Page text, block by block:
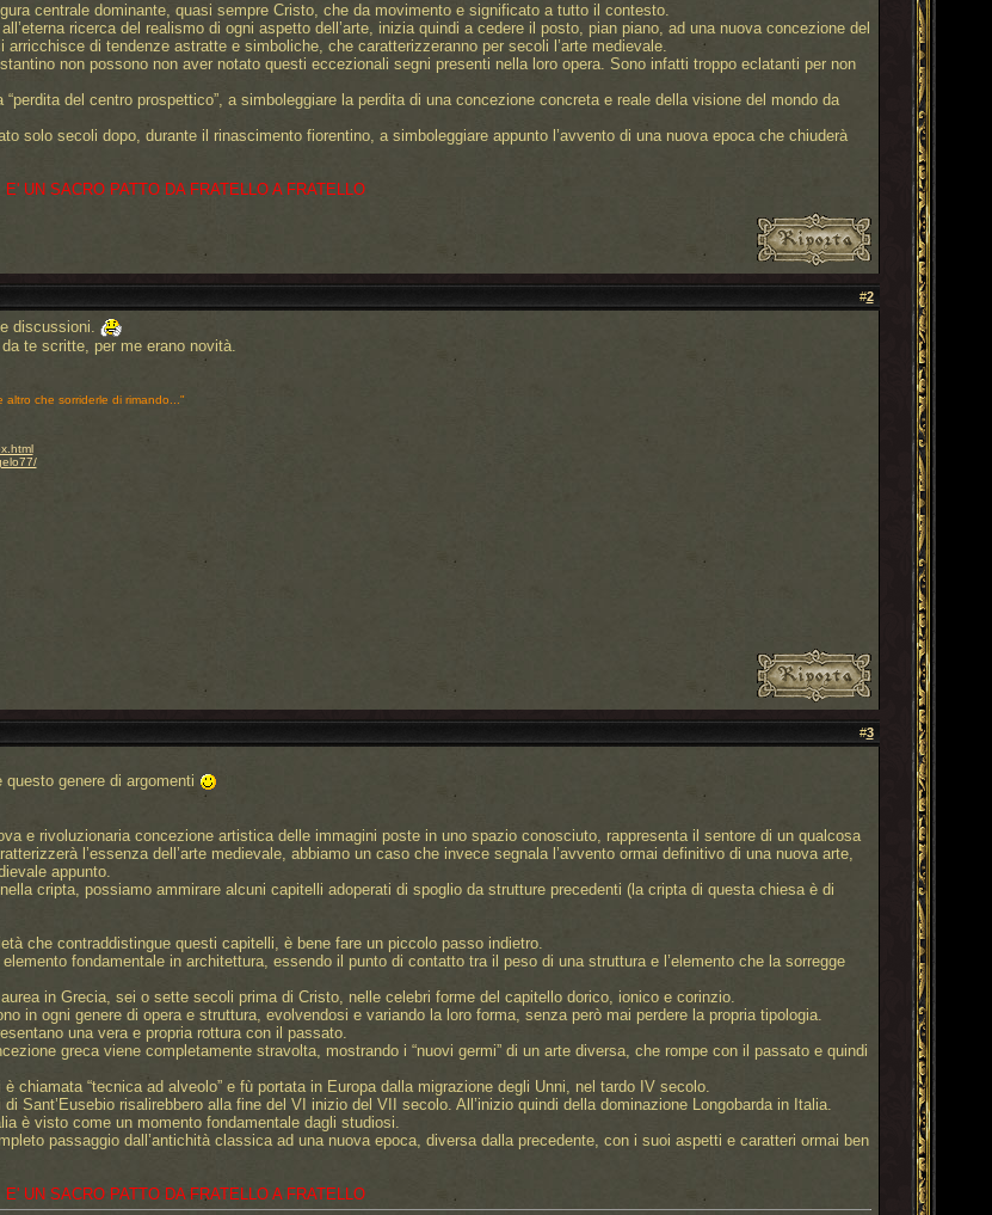
centrale dominante, quasi sempre Cristo, che da movimento e significato a tutto il contesto.
ricerca del realismo di ogni aspetto dell’arte, inizia quindi a cedere il posto, pian piano, ad una nuova concezione del
arricchisce di tendenze astratte e simboliche, che caratterizzeranno per secoli l’arte medievale.
non possono non aver notato questi eccezionali segni presenti nella loro opera. Sono infatti troppo eclatanti per non
del centro prospettico”, a simboleggiare la perdita di una concezione concreta e reale della visione del mondo da
solo secoli dopo, durante il rinascimento fiorentino, a simboleggiare appunto l’avvento di una nuova epoca che chiuderà
UN SACRO PATTO DA FRATELLO A FRATELLO
#2
discussioni.
te scritte, per me erano novità.
che sorriderle di rimando..."
#3
genere di argomenti
e rivoluzionaria concezione artistica delle immagini poste in uno spazio conosciuto, rappresenta il sentore di un qualcosa
l’essenza dell’arte medievale, abbiamo un caso che invece segnala l’avvento ormai definitivo di una nuova arte,
appunto.
cripta, possiamo ammirare alcuni capitelli adoperati di spoglio da strutture precedenti (la cripta di questa chiesa è di
che contraddistingue questi capitelli, è bene fare un piccolo passo indietro.
elemento fondamentale in architettura, essendo il punto di contatto tra il peso di una struttura e l’elemento che la sorregge
in Grecia, sei o sette secoli prima di Cristo, nelle celebri forme del capitello dorico, ionico e corinzio.
in ogni genere di opera e struttura, evolvendosi e variando la loro forma, senza però mai perdere la propria tipologia.
una vera e propria rottura con il passato.
greca viene completamente stravolta, mostrando i “nuovi germi” di un arte diversa, che rompe con il passato e quindi
chiamata “tecnica ad alveolo” e fù portata in Europa dalla migrazione degli Unni, nel tardo IV secolo.
Sant’Eusebio risalirebbero alla fine del VI inizio del VII secolo. All’inizio quindi della dominazione Longobarda in Italia.
è visto come un momento fondamentale dagli studiosi.
passaggio dall’antichità classica ad una nuova epoca, diversa dalla precedente, con i suoi aspetti e caratteri ormai ben
UN SACRO PATTO DA FRATELLO A FRATELLO